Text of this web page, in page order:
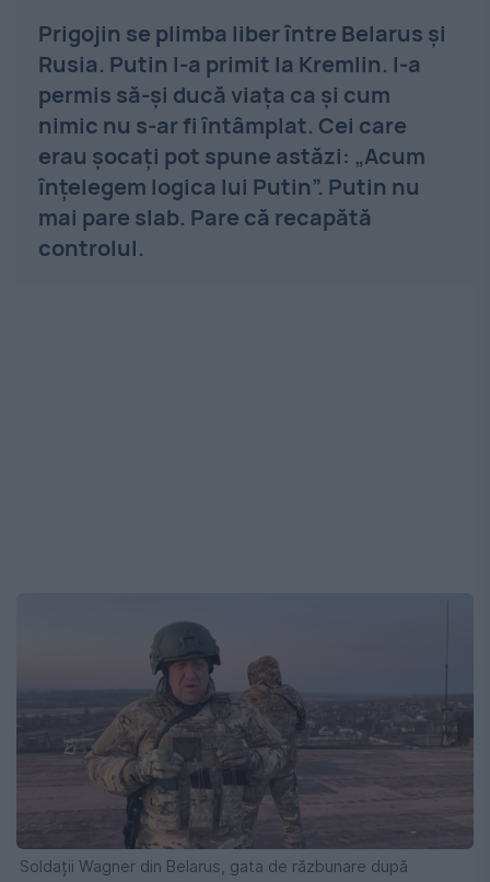
Prigojin se plimba liber între Belarus și
Rusia. Putin l-a primit la Kremlin. I-a
permis să-și ducă viața ca și cum
nimic nu s-ar fi întâmplat. Cei care
erau șocați pot spune astăzi: „Acum
înțelegem logica lui Putin”. Putin nu
mai pare slab. Pare că recapătă
controlul.
Soldații Wagner din Belarus, gata de răzbunare după